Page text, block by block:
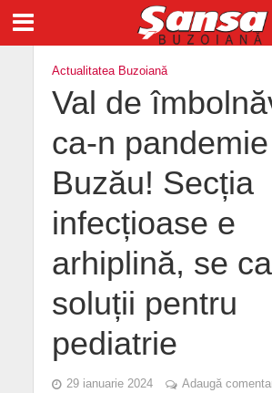
Actualitatea Buzoiană
Val de
ca-n
Buzău! Secția
infecțioase e
arhiplină, se
soluții pentru
pediatrie
29 ianuarie 2024 Adaugă